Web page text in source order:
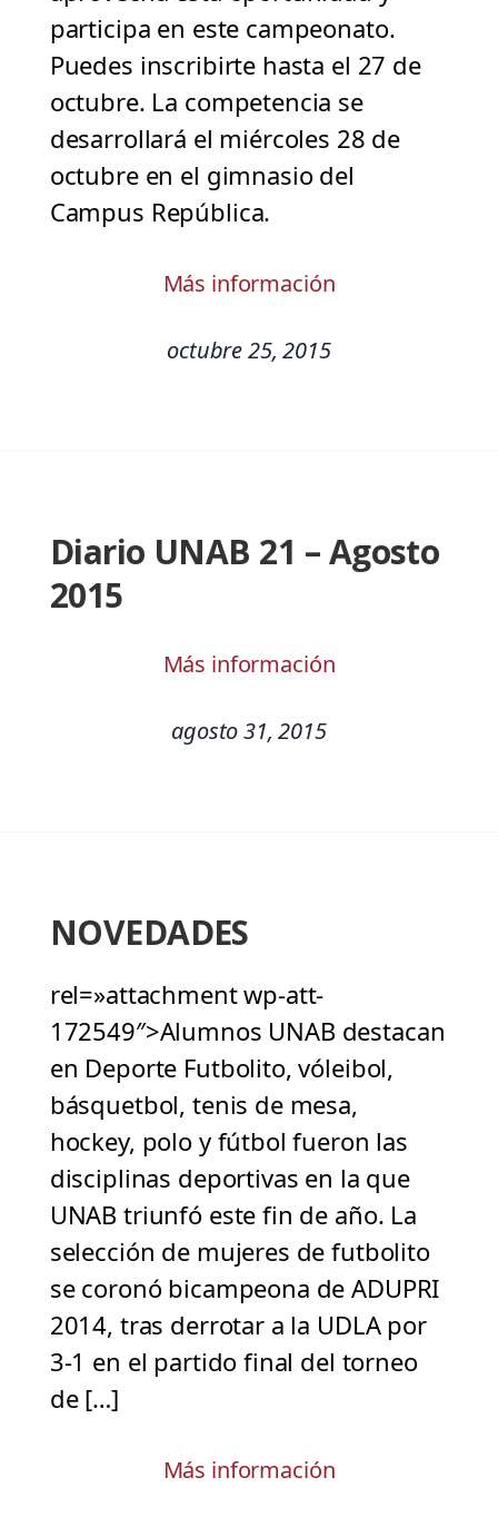
participa en este campeonato.
Puedes inscribirte hasta el 27 de
octubre. La competencia se
desarrollará el miércoles 28 de
octubre en el gimnasio del
Campus República.
Más información
octubre 25, 2015
Diario UNAB 21 – Agosto
2015
Más información
agosto 31, 2015
NOVEDADES
rel=»attachment wp-att-
172549″>Alumnos UNAB destacan
en Deporte Futbolito, vóleibol,
básquetbol, tenis de mesa,
hockey, polo y fútbol fueron las
disciplinas deportivas en la que
UNAB triunfó este fin de año. La
selección de mujeres de futbolito
se coronó bicampeona de ADUPRI
2014, tras derrotar a la UDLA por
3-1 en el partido final del torneo
de […]
Más información